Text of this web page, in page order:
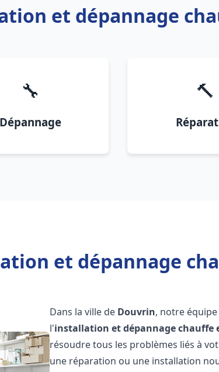
et dépannage
🔧
Dépannage
🔨
et dépannage
Dans la ville de Douvrin, notre
l'installation et dépannage chauffe
résoudre tous les problèmes liés à
une réparation ou une installation